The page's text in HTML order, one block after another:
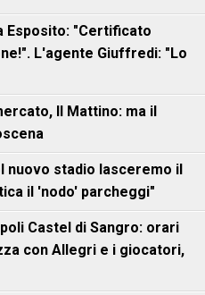
Esposito: "Certificato
L'agente Giuffredi: "Lo
Il Mattino: ma il
nuovo stadio lasceremo il
il 'nodo' parcheggi"
Castel di Sangro: orari
con Allegri e i giocatori,